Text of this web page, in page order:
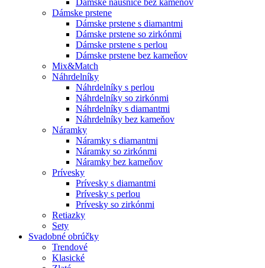
Dámske náušnice bez kameňov
Dámske prstene
Dámske prstene s diamantmi
Dámske prstene so zirkónmi
Dámske prstene s perlou
Dámske prstene bez kameňov
Mix&Match
Náhrdelníky
Náhrdelníky s perlou
Náhrdelníky so zirkónmi
Náhrdelníky s diamantmi
Náhrdelníky bez kameňov
Náramky
Náramky s diamantmi
Náramky so zirkónmi
Náramky bez kameňov
Prívesky
Prívesky s diamantmi
Prívesky s perlou
Prívesky so zirkónmi
Retiazky
Sety
Svadobné obrúčky
Trendové
Klasické